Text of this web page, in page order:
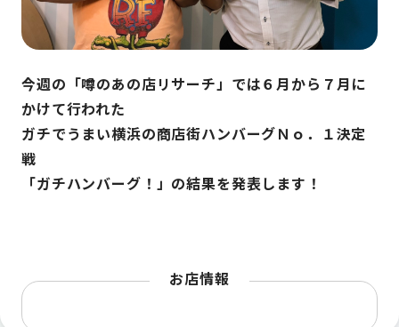
今週の「噂のあの店リサーチ」では６月から７月に
かけて行われた
ガチでうまい横浜の商店街ハンバーグＮｏ．１決定
戦
「ガチハンバーグ！」の結果を発表します！
お店情報